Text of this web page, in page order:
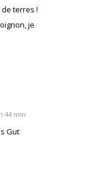
terres !
je
44 min
Gut